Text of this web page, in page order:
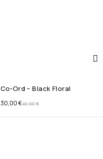
Co-Ord – Black Floral
40,00€
30,00€